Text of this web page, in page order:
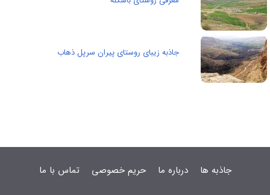
جاذبه زیبای روستای پيران سرپل ذهاب
جاذبه ها درباره ما حریم خصوصی تماس با ما